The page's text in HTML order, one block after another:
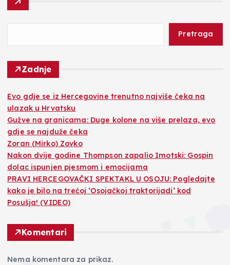
Pretraga
Zadnje
Evo gdje se iz Hercegovine trenutno najviše čeka na
ulazak u Hrvatsku
Gužve na granicama: Duge kolone na više prelaza, evo
gdje se najduže čeka
Zoran (Mirko) Zovko
Nakon dvije godine Thompson zapalio Imotski: Gospin
dolac ispunjen pjesmom i emocijama
PRAVI HERCEGOVAČKI SPEKTAKL U OSOJU: Pogledajte
kako je bilo na trećoj ‘Osojačkoj traktorijadi’ kod
Posušja! (VIDEO)
Komentari
Nema komentara za prikaz.